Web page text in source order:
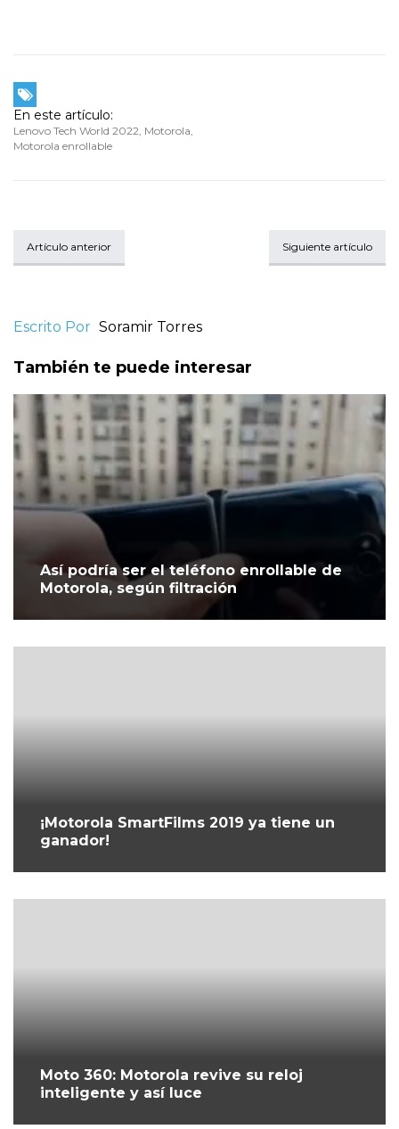
En este artículo:
Lenovo Tech World 2022 Motorola
Motorola enrollable
Artículo anterior Siguiente artículo
Escrito Por Soramir Torres
También te puede interesar
Así podría ser el teléfono enrollable de
Motorola, según filtración
¡Motorola SmartFilms 2019 ya tiene un
ganador!
Moto 360: Motorola revive su reloj
inteligente y así luce